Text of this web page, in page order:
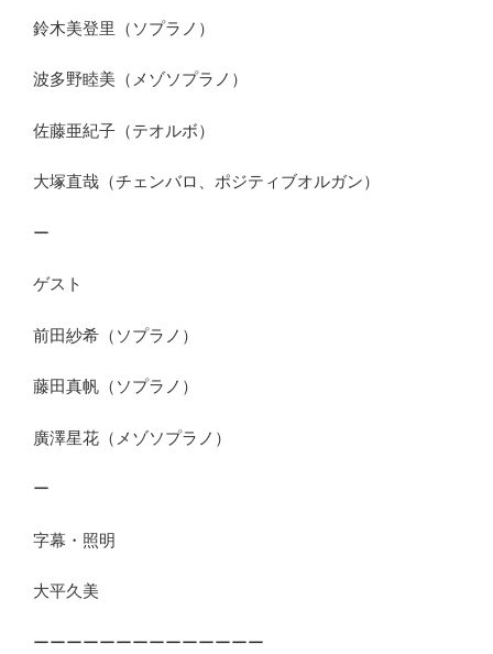
鈴木美登里（ソプラノ）
波多野睦美（メゾソプラノ）
佐藤亜紀子（テオルボ）
大塚直哉（チェンバロ、ポジティブオルガン）
ー
ゲスト
前田紗希（ソプラノ）
藤田真帆（ソプラノ）
廣澤星花（メゾソプラノ）
ー
字幕・照明
大平久美
ーーーーーーーーーーーーーー